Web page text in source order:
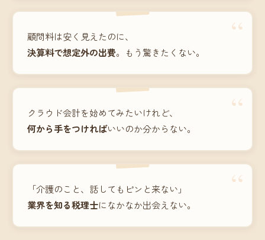
“
顧問料は安く見えたのに、
決算料で想定外の出費。もう驚きたくない。
“
クラウド会計を始めてみたいけれど、
何から手をつければいいのか分からない。
“
「介護のこと、話してもピンと来ない」
業界を知る税理士になかなか出会えない。